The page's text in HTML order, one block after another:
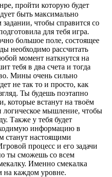
пройти которую будет
быть максимально
чтобы справится со
для тебя игра.
большое поле, состоящее
необходимо рассчитать
момент наткнутся на
тебя в два счета и тогда
Мины очень сильно
не так то и просто, как
Ты будешь поэтапно
которые встанут на твоём
логическое мышление, чтобы
Также у тебя будет
информацию в
станут настоящими
процесс и его задачи
ты сможешь со всем
Именно смекалка
на каждом уровне.